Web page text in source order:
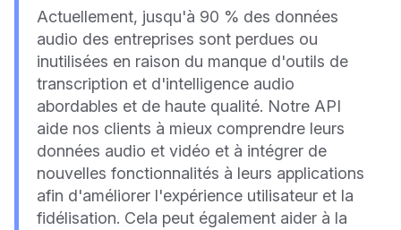
Actuellement, jusqu'à 90 % des données
audio des entreprises sont perdues ou
inutilisées en raison du manque d'outils de
transcription et d'intelligence audio
abordables et de haute qualité. Notre API
aide nos clients à mieux comprendre leurs
données audio et vidéo et à intégrer de
nouvelles fonctionnalités à leurs applications
afin d'améliorer l'expérience utilisateur et la
fidélisation. Cela peut également aider à la